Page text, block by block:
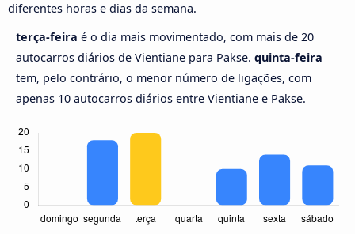
diferentes horas e dias da semana.
terça-feira é o dia mais movimentado, com mais de 20
autocarros diários de Vientiane para Pakse. quinta-feira
tem, pelo contrário, o menor número de ligações, com
apenas 10 autocarros diários entre Vientiane e Pakse.